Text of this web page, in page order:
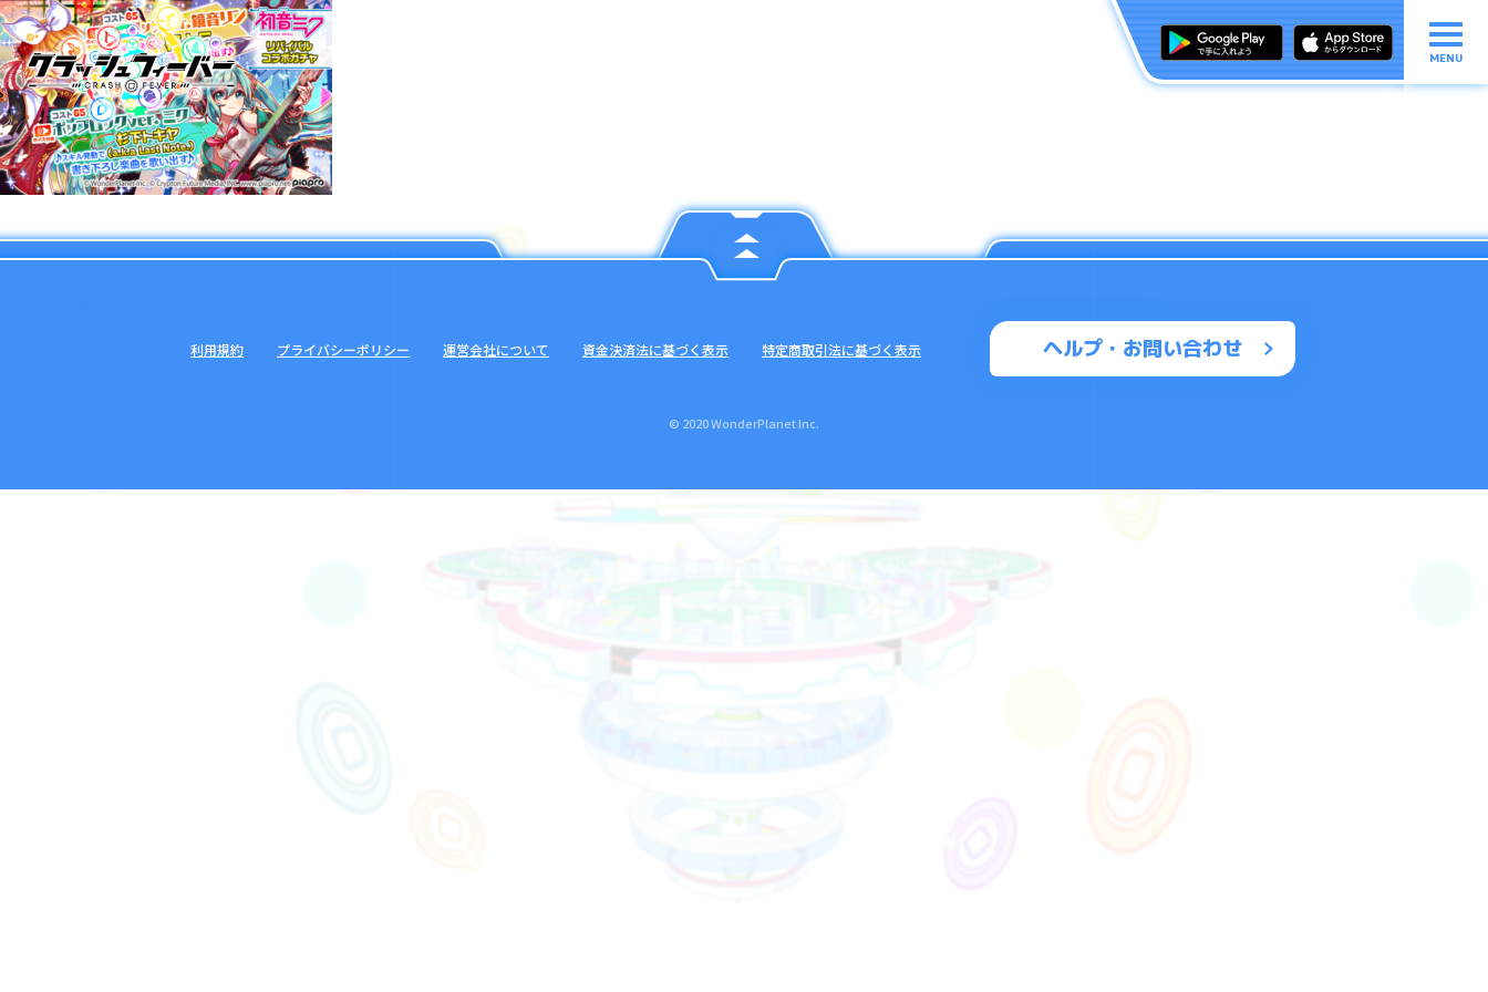
MENU
ヘルプ・お問い合わせ
利用規約 プライバシーポリシー 運営会社について 資金決済法に基づく表示 特定商取引法に基づく表示
© 2020 WonderPlanet Inc.